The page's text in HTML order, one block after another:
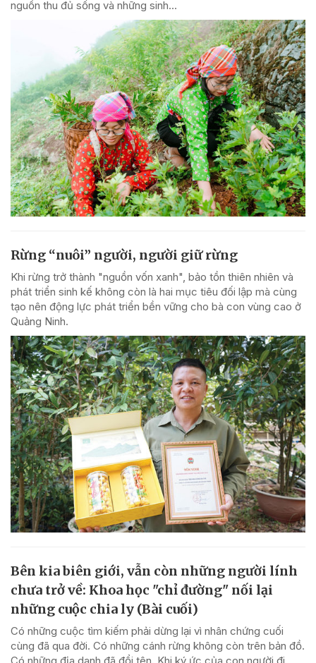
nguồn thu đủ sống và những sinh...
Rừng “nuôi” người, người giữ rừng
Khi rừng trở thành "nguồn vốn xanh", bảo tồn thiên nhiên và
phát triển sinh kế không còn là hai mục tiêu đối lập mà cùng
tạo nên động lực phát triển bền vững cho bà con vùng cao ở
Quảng Ninh.
Bên kia biên giới, vẫn còn những người lính
chưa trở về: Khoa học "chỉ đường" nối lại
những cuộc chia ly (Bài cuối)
Có những cuộc tìm kiếm phải dừng lại vì nhân chứng cuối
cùng đã qua đời. Có những cánh rừng không còn trên bản đồ.